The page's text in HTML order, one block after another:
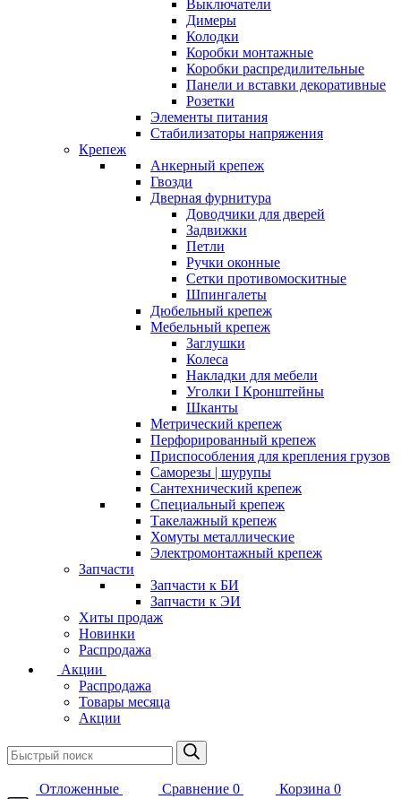
Выключатели
Димеры
Колодки
Коробки монтажные
Коробки распредилительные
Панели и вставки декоративные
Розетки
Элементы питания
Стабилизаторы напряжения
Крепеж
Анкерный крепеж
Гвозди
Дверная фурнитура
Доводчики для дверей
Задвижки
Петли
Ручки оконные
Сетки противомоскитные
Шпингалеты
Дюбельный крепеж
Мебельный крепеж
Заглушки
Колеса
Накладки для мебели
Уголки I Кронштейны
Шканты
Метрический крепеж
Перфорированный крепеж
Приспособления для крепления грузов
Саморезы | шурупы
Сантехнический крепеж
Специальный крепеж
Такелажный крепеж
Хомуты металлические
Электромонтажный крепеж
Запчасти
Запчасти к БИ
Запчасти к ЭИ
Хиты продаж
Новинки
Распродажа
Акции
Распродажа
Товары месяца
Акции
Отложенные Сравнение 0 Корзина 0